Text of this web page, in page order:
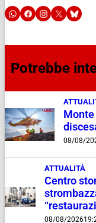
Potrebbe
08/08/
ATTUALITÀ
Centro
08/08/2026